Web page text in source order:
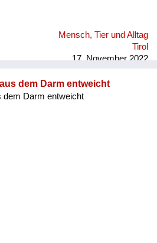
Mensch, Tier und Alltag
Tirol
17. November 2022
dem Darm entweicht
dem Darm entweicht